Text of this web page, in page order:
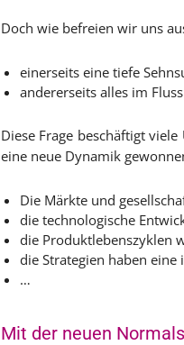
Doch wie befreien wir uns
einerseits eine tiefe
andererseits alles im
Diese Frage beschäftigt
eine neue Dynamik
Die Märkte und
die technologische
die Produktlebenszyklen
die Strategien haben
…
Mit der neuen